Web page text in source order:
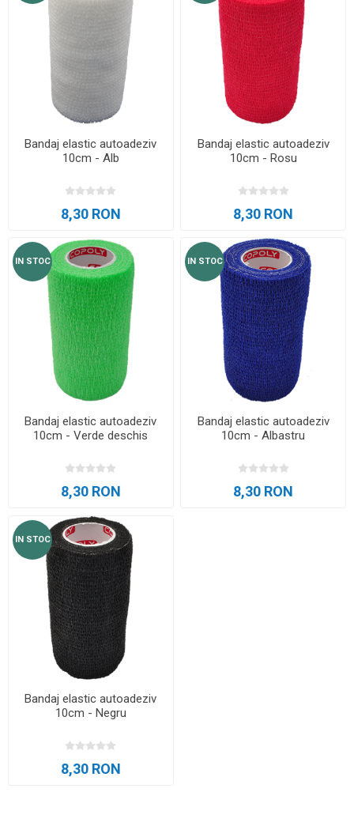
Bandaj elastic autoadeziv
10cm - Alb
8,30 RON
Bandaj elastic autoadeziv
10cm - Rosu
8,30 RON
IN STOC
Bandaj elastic autoadeziv
10cm - Verde deschis
8,30 RON
IN STOC
Bandaj elastic autoadeziv
10cm - Albastru
8,30 RON
IN STOC
Bandaj elastic autoadeziv
10cm - Negru
8,30 RON